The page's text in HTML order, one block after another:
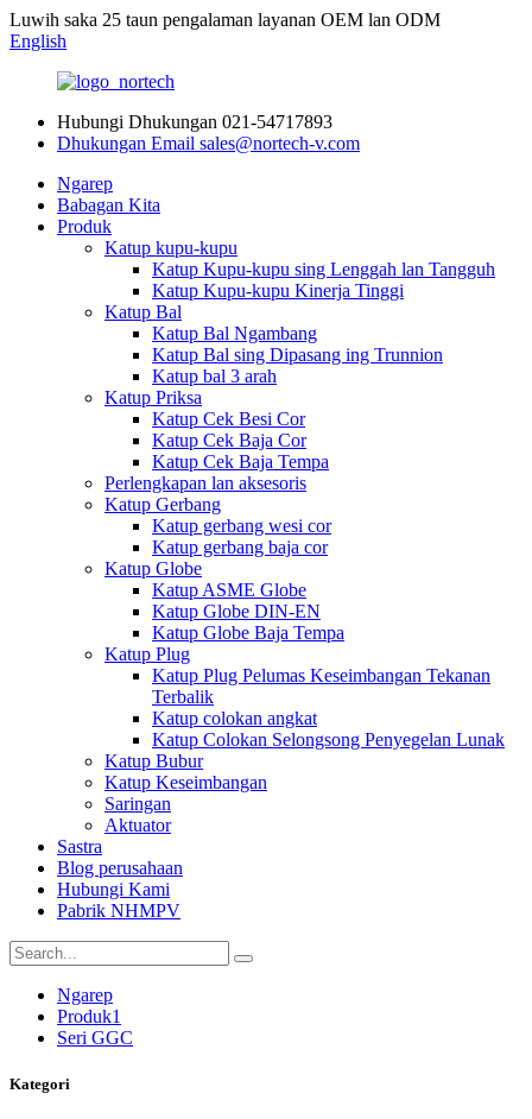
Luwih saka 25 taun pengalaman layanan OEM lan ODM
English
Hubungi Dhukungan 021-54717893
Dhukungan Email sales@nortech-v.com
Ngarep
Babagan Kita
Produk
Katup kupu-kupu
Katup Kupu-kupu sing Lenggah lan Tangguh
Katup Kupu-kupu Kinerja Tinggi
Katup Bal
Katup Bal Ngambang
Katup Bal sing Dipasang ing Trunnion
Katup bal 3 arah
Katup Priksa
Katup Cek Besi Cor
Katup Cek Baja Cor
Katup Cek Baja Tempa
Perlengkapan lan aksesoris
Katup Gerbang
Katup gerbang wesi cor
Katup gerbang baja cor
Katup Globe
Katup ASME Globe
Katup Globe DIN-EN
Katup Globe Baja Tempa
Katup Plug
Katup Plug Pelumas Keseimbangan Tekanan
Terbalik
Katup colokan angkat
Katup Colokan Selongsong Penyegelan Lunak
Katup Bubur
Katup Keseimbangan
Saringan
Aktuator
Sastra
Blog perusahaan
Hubungi Kami
Pabrik NHMPV
Ngarep
Produk1
Seri GGC
Kategori